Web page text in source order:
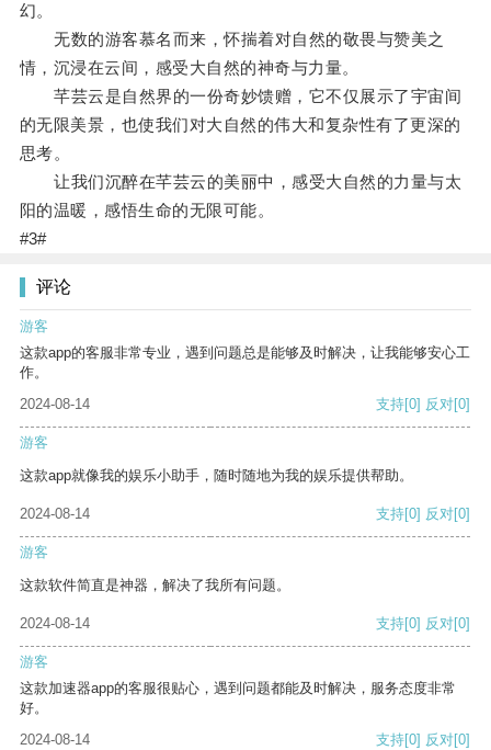
幻。
无数的游客慕名而来，怀揣着对自然的敬畏与赞美之
情，沉浸在云间，感受大自然的神奇与力量。
芊芸云是自然界的一份奇妙馈赠，它不仅展示了宇宙间
的无限美景，也使我们对大自然的伟大和复杂性有了更深的
思考。
让我们沉醉在芊芸云的美丽中，感受大自然的力量与太
阳的温暖，感悟生命的无限可能。
#3#
评论
游客
这款app的客服非常专业，遇到问题总是能够及时解决，让我能够安心工
作。
2024-08-14
支持[0] 反对[0]
游客
这款app就像我的娱乐小助手，随时随地为我的娱乐提供帮助。
2024-08-14 支持[0] 反对[0]
游客
这款软件简直是神器，解决了我所有问题。
2024-08-14 支持[0] 反对[0]
游客
这款加速器app的客服很贴心，遇到问题都能及时解决，服务态度非常
好。
2024-08-14
支持[0] 反对[0]